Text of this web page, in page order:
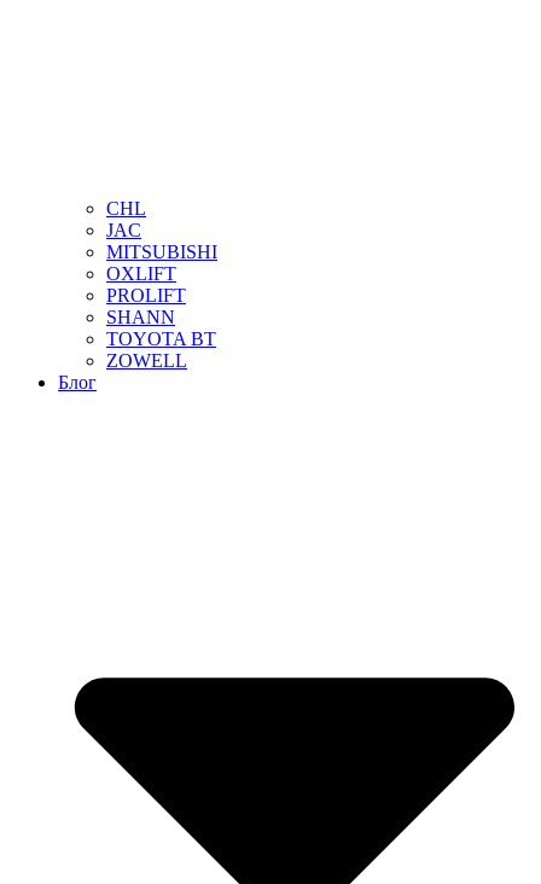
CHL
JAC
MITSUBISHI
OXLIFT
PROLIFT
SHANN
TOYOTA BT
ZOWELL
Блог